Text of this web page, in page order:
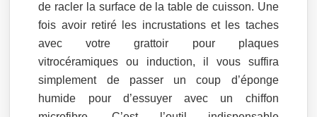
de racler la surface de la table de cuisson. Une
fois avoir retiré les incrustations et les taches
avec votre grattoir pour plaques
vitrocéramiques ou induction, il vous suffira
simplement de passer un coup d’éponge
humide pour d’essuyer avec un chiffon